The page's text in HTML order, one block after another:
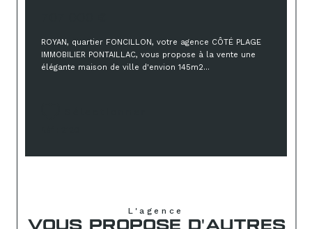
ROYAN, quartier FONCILLON, votre agence CÔTÉ PLAGE
IMMOBILIER PONTAILLAC, vous propose à la vente une
élégante maison de ville d'envion 145m2...
L'agence